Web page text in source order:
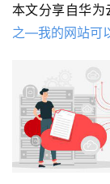
本文分享自华为
之—我的网站可